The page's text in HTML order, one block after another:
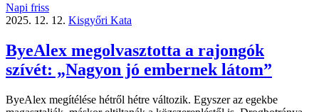
Napi friss
2025. 12. 12. Kisgyőri Kata
ByeAlex megolvasztotta a rajongók
szívét: „Nagyon jó embernek látom”
ByeAlex megítélése hétről hétre változik. Egyszer az egekbe